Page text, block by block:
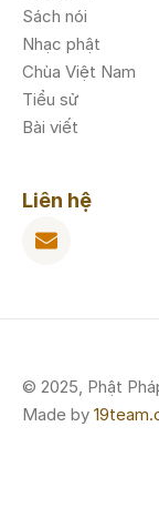
Sách nói
Nhạc phật
Chùa Việt Nam
Tiểu sử
Bài viết
Liên hệ
© 2025, Phật
Made by